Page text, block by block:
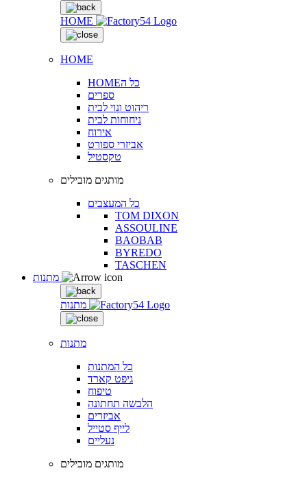
HOME
HOME
HOMEכל ה
ספרים
ריהוט ונוי לבית
ניחוחות לבית
אירוח
אביזרי ספורט
טקסטיל
מותגים מובילים
כל המעצבים
TOM DIXON
ASSOULINE
BAOBAB
BYREDO
TASCHEN
מתנות
מתנות
כל המתנות
גיפט קארד
טיפוח
הלבשה תחתונה
אביזרים
לייף סטייל
נעליים
מותגים מובילים